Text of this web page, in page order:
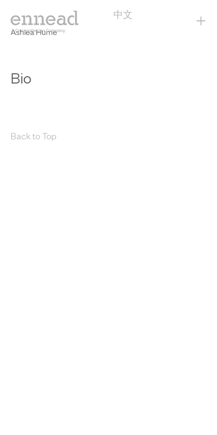
中文 +
Ashlea Hume
Bio
Back to Top